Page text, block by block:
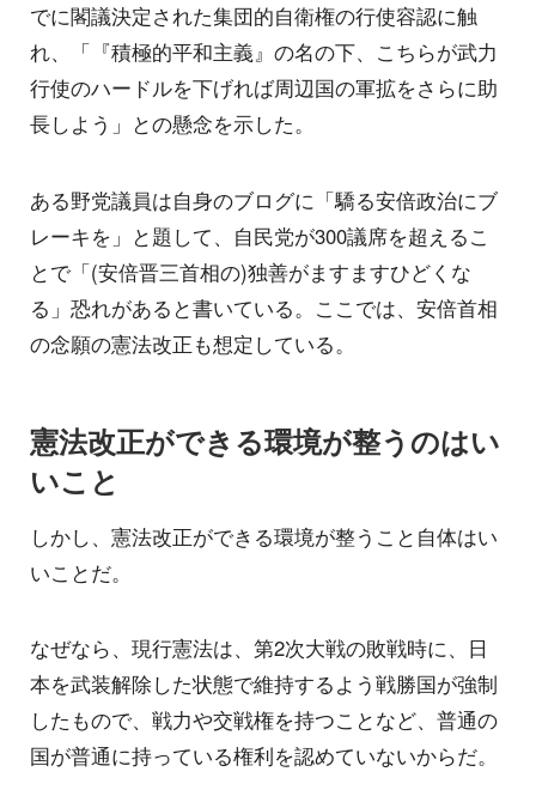
でに閣議決定された集団的自衛権の行使容認に触
れ、「『積極的平和主義』の名の下、こちらが武力
行使のハードルを下げれば周辺国の軍拡をさらに助
長しよう」との懸念を示した。
ある野党議員は自身のブログに「驕る安倍政治にブ
レーキを」と題して、自民党が300議席を超えるこ
とで「(安倍晋三首相の)独善がますますひどくな
る」恐れがあると書いている。ここでは、安倍首相
の念願の憲法改正も想定している。
憲法改正ができる環境が整うのはい
いこと
しかし、憲法改正ができる環境が整うこと自体はい
いことだ。
なぜなら、現行憲法は、第2次大戦の敗戦時に、日
本を武装解除した状態で維持するよう戦勝国が強制
したもので、戦力や交戦権を持つことなど、普通の
国が普通に持っている権利を認めていないからだ。